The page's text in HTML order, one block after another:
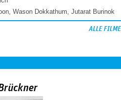
, Wason Dokkathum, Jutarat Burinok
ALLE FILME